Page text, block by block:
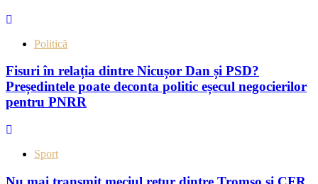
Politică
Fisuri în relația dintre Nicușor Dan și PSD?
Președintele poate deconta politic eșecul negocierilor
pentru PNRR
Sport